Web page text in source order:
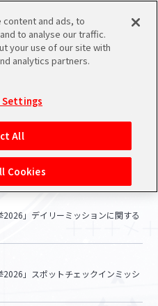
スケジュール 検索
ルへの登録について
シリアルコード・
あいことば
Pレポ
メモ
シャイニー
せ
2026」デイリーミッションに関する
2026」スポットチェックインミッシ
and ads, to
to analyse our traffic.
your use of our site with
analytics partners.
Settings
All
Cookies